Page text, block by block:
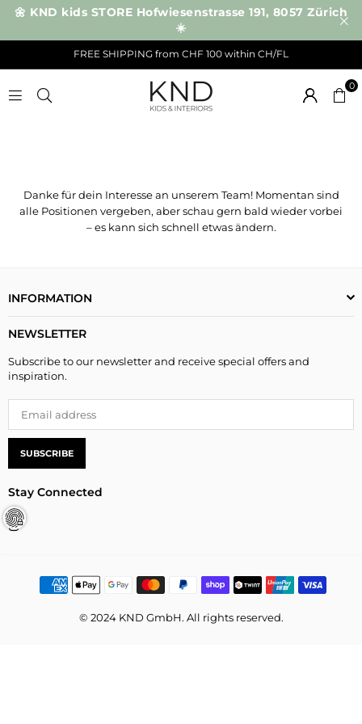
🌼 KND kids STORE Hofwiesenstrasse 191, 8057 Zürich
☀️
FREE SHIPPING from CHF 100 within CH/FL
0
Danke für dein Interesse an unserem Team! Momentan sind
alle Positionen vergeben, aber schau gern bald wieder vorbei
– es kann sich schnell etwas ändern.
INFORMATION
NEWSLETTER
Subscribe to our newsletter and receive special offers and
inspiration.
SUBSCRIBE
Stay Connected
Instagram
© 2024 KND GmbH. All rights reserved.